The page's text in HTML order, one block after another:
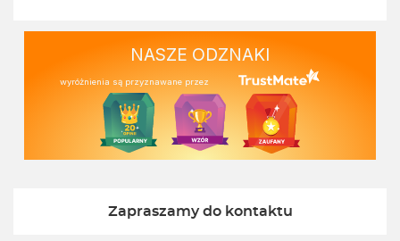
NASZE ODZNAKI
wyróżnienia są przyznawane przez
Zapraszamy do kontaktu